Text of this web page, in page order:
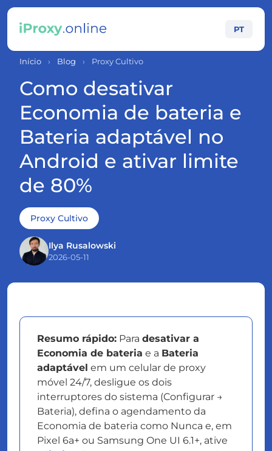
PT
Início › Blog › Proxy Cultivo
Como desativar
Economia de bateria e
Bateria adaptável no
Android e ativar limite
de 80%
Proxy Cultivo
Ilya Rusalowski
2026-05-11
Resumo rápido: Para desativar a
Economia de bateria e a Bateria
adaptável em um celular de proxy
móvel 24/7, desligue os dois
interruptores do sistema (Configurar →
Bateria), defina o agendamento da
Economia de bateria como Nunca e, em
Pixel 6a+ ou Samsung One UI 6.1+, ative